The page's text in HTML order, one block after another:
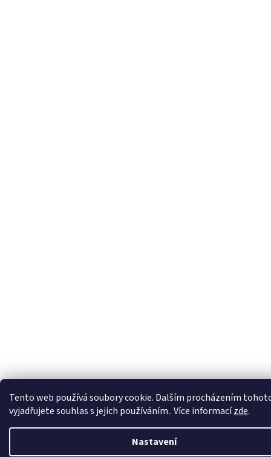
Tento web používá soubory cookie. Dalším procházením
vyjadřujete souhlas s jejich používáním.. Více informacízde.
Nastavení